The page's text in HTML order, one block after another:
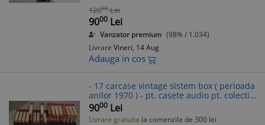
12000 Lei
9000 Lei
Vanzator premium (98% / 1.034)
Livrare Vineri, 14 Aug
Adauga in cos
- 17 carcase vintage sistem box ( perioada
anilor 1970 ) - pt. casete audio pt. colectie
- décor - etc BASF
9000 Lei
Livrare gratuita la comenzile de 300 lei